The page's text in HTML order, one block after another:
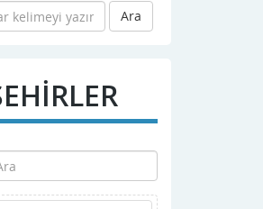
Ara